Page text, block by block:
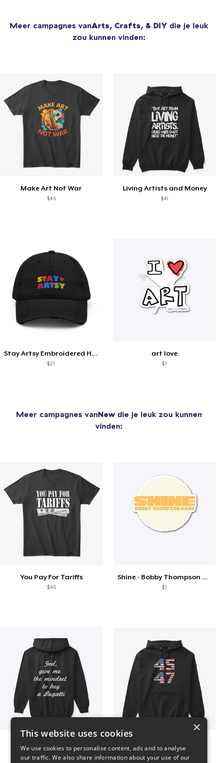
Meer campagnes vanArts, Crafts, & DIY die je leuk
zou kunnen vinden:
Make Art Not War
$46
Living Artists and Money
$41
Stay Artsy Embroidered Hat
$27
art love
$7
Meer campagnes vanNewdie je leuk zou kunnen
vinden:
You Pay For Tariffs
$46
Shine - Bobby Thompson Band Merch
$7
$51 $40
×
This website uses cookies
We use cookies to personalise content, ads and to analyse
our traffic. We also share information about your use of our